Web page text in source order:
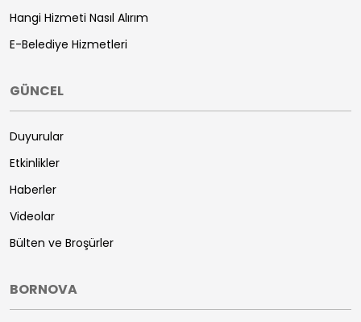
Hangi Hizmeti Nasıl Alırım
E-Belediye Hizmetleri
GÜNCEL
Duyurular
Etkinlikler
Haberler
Videolar
Bülten ve Broşürler
BORNOVA